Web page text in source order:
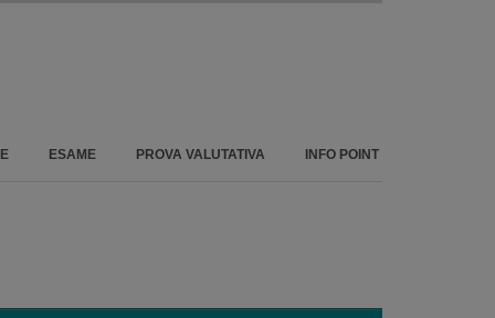
ESAME PROVA VALUTATIVA INFO POINT